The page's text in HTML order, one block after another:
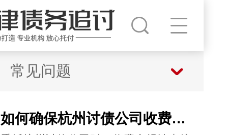
常见问题
如何确保杭州讨债公司收费合法合规？4 重防线避坑